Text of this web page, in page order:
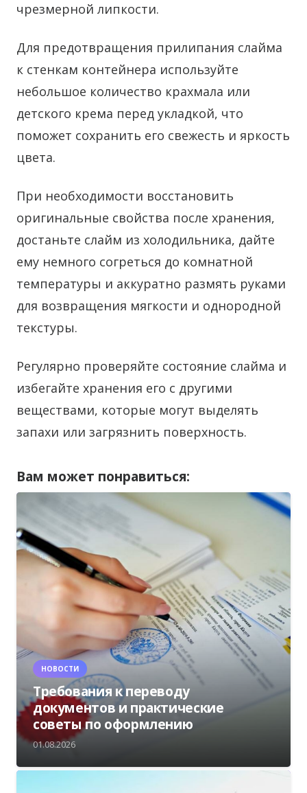
чрезмерной липкости.
Для предотвращения прилипания слайма
к стенкам контейнера используйте
небольшое количество крахмала или
детского крема перед укладкой, что
поможет сохранить его свежесть и яркость
цвета.
При необходимости восстановить
оригинальные свойства после хранения,
достаньте слайм из холодильника, дайте
ему немного согреться до комнатной
температуры и аккуратно размять руками
для возвращения мягкости и однородной
текстуры.
Регулярно проверяйте состояние слайма и
избегайте хранения его с другими
веществами, которые могут выделять
запахи или загрязнить поверхность.
Вам может понравиться:
НОВОСТИ
Требования к переводу
документов и практические
советы по оформлению
01.08.2026